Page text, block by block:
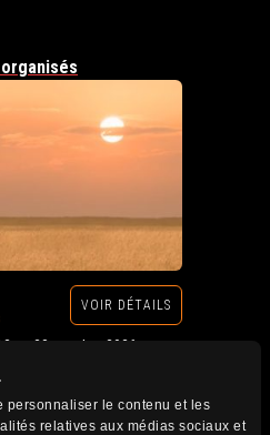
personnaliser le contenu et les
relatives aux médias sociaux et
VOIR DÉTAILS
au 28 octobre 2026